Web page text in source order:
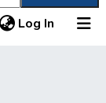
Log In (current)